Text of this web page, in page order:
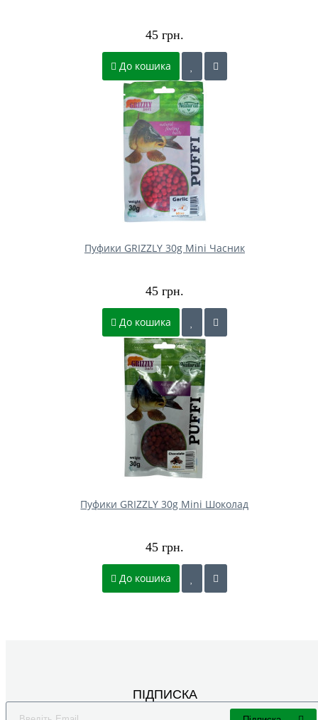
45 грн.
До кошика
Пуфики GRIZZLY 30g Mini Часник
45 грн.
До кошика
Пуфики GRIZZLY 30g Mini Шоколад
45 грн.
До кошика
ПІДПИСКА